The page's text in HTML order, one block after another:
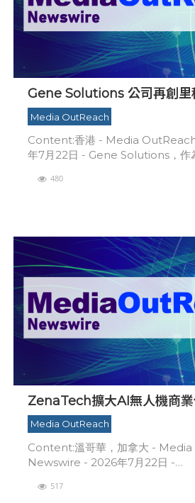
Gene Solutions 公司再創
MAS 多種癌症篩查測試獲美
醫療器械」資格認定
Media OutReach
Content:香港 - Media OutReach Newswire - 2026
年7月22日 - Gene Solutions，作
480
ZenaTech擴大AI無人機商
貢獻一季度約93%營收
Media OutReach
Content:溫哥華，加拿大 - Media OutReach
Newswire - 2026年7月22日 -
（Drone-as-a
517